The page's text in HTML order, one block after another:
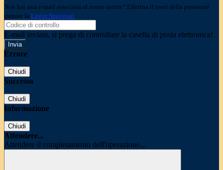
Non hai una e-mail associata al nome utente? Effettua il reset della password
tramite la Login Spaggiari
E-mail inviata, si prega di controllare la casella di posta elettronica!
Errore
Chiudi
Successo
Chiudi
Informazione
Chiudi
Attendere...
Attendere il completamento dell'operazione...